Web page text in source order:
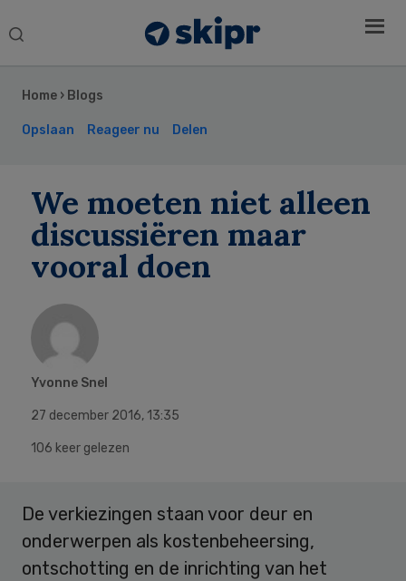
Search
Home › Blogs
Opslaan Reageer nu Delen
We moeten niet alleen
discussiëren maar
vooral doen
Yvonne Snel
27 december 2016, 13:35
106 keer gelezen
De verkiezingen staan voor deur en
onderwerpen als kostenbeheersing,
ontschotting en de inrichting van het
Sidebar